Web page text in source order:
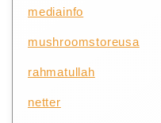
mediainfo
mushroomstoreusa
rahmatullah
netter